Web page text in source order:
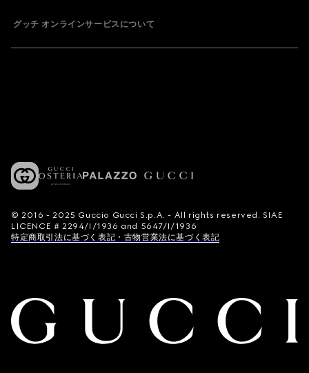
グッチ オンラインサービスについて
© 2016 - 2025 Guccio Gucci S.p.A. - All rights reserved. SIAE
LICENCE # 2294/I/1936 and 5647/I/1936
特定商取引法に基づく表記・古物営業法に基づく表記